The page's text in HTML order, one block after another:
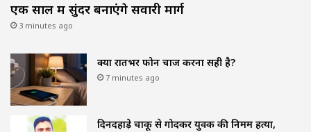
एक साल में सुंदर बनाएंगे सवारी मार्ग
3 minutes ago
क्या रातभर फोन चार्ज करना सही है?
7 minutes ago
दिनदहाड़े चाकू से गोदकर युवक की निर्मम हत्या,